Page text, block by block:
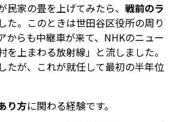
家の畳を上げてみたら、 戦前のラ
た。このときは世田谷区役所の周り
からも中継車が来て、NHKのニュー
を上まわる放射線」と流しました。
たが、これが就任して最初の半年位
り方に関わる経験です。